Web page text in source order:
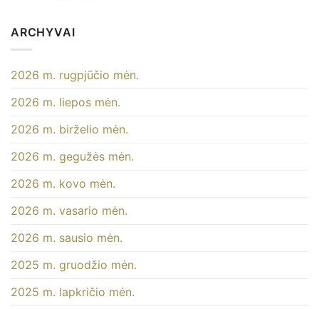
synthèse
mélange
la
arabe
ARCHYVAI
2026 m. rugpjūčio mėn.
2026 m. liepos mėn.
2026 m. birželio mėn.
2026 m. gegužės mėn.
2026 m. kovo mėn.
2026 m. vasario mėn.
2026 m. sausio mėn.
2025 m. gruodžio mėn.
2025 m. lapkričio mėn.